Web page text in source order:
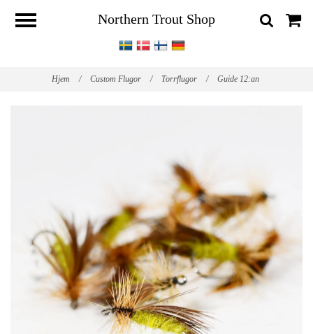
Northern Trout Shop
Hjem / Custom Flugor / Torrflugor / Guide 12:an